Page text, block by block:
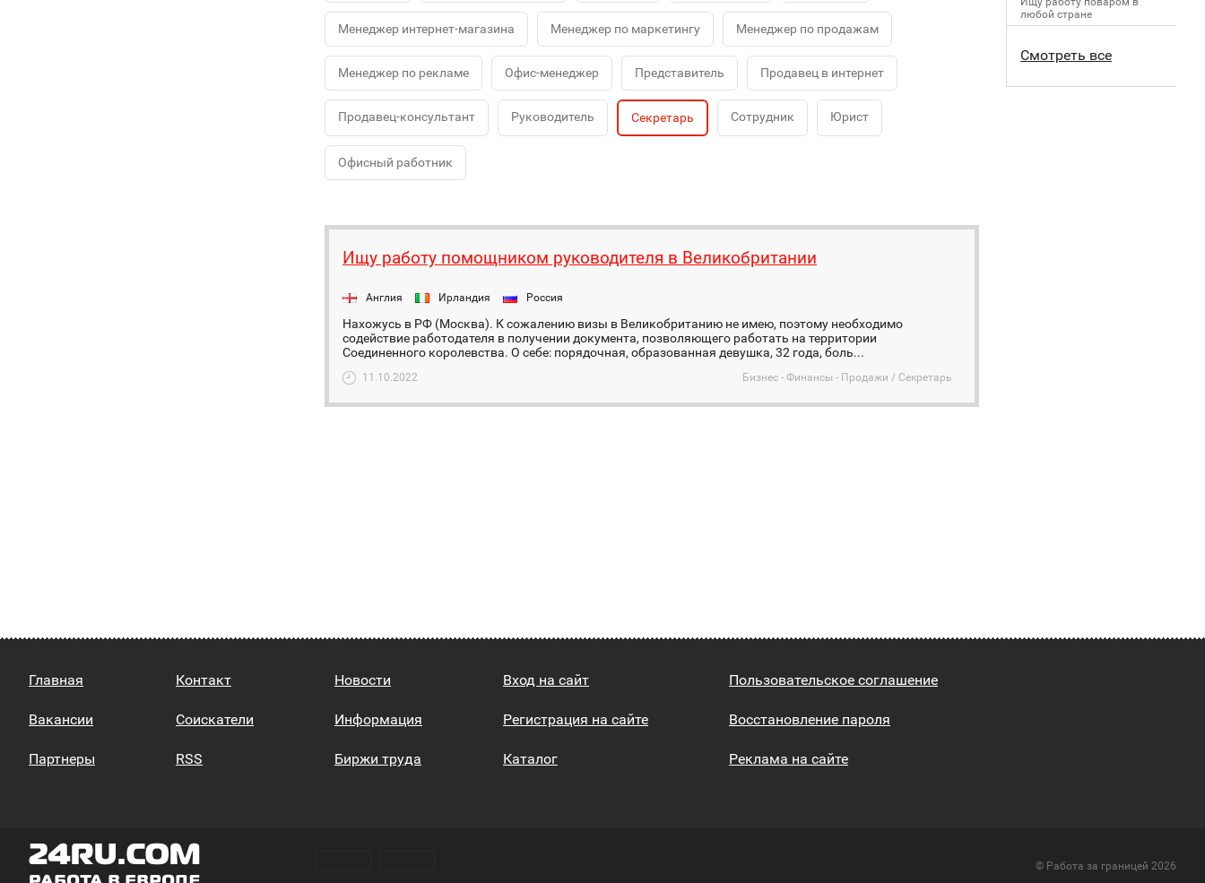
Менеджер интернет-магазина Менеджер по маркетингу Менеджер по продажам
Менеджер по рекламе Офис-менеджер Представитель Продавец в интернет
Продавец-консультант Руководитель Секретарь Сотрудник Юрист
Офисный работник
Ищу работу помощником руководителя в Великобритании
Англия Ирландия Россия
Нахожусь в РФ (Москва). К сожалению визы в Великобританию не имею, поэтому необходимо
содействие работодателя в получении документа, позволяющего работать на территории
Соединенного королевства. О себе: порядочная, образованная девушка, 32 года, боль...
11.10.2022 Бизнес - Финансы - Продажи / Секретарь
любой стране
Смотреть все
Главная
Вакансии
Партнеры
Контакт
Соискатели
RSS
Новости
Информация
Биржи труда
Вход на сайт
Регистрация на сайте
Каталог
Пользовательское соглашение
Восстановление пароля
Реклама на сайте
© Работа за границей 2026